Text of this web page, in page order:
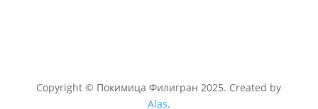
Copyright© Покимица Филигран 2025. Created by
Alas.